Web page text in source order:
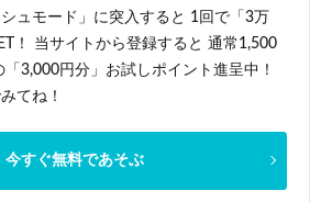
シュモード」に突入すると 1回で「3万
！ 当サイトから登録すると 通常1,500
3,000円分」お試しポイント進呈中！
てね！
今すぐ無料であそぶ